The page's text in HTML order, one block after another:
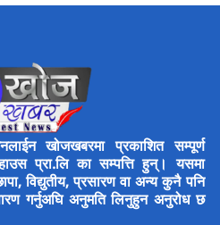
खोजखबरमा प्रकाशित सम्पूर्ण
प्रा.लि का सम्पत्ति हुन्। यसमा
विद्युतीय, प्रसारण वा अन्य कुनै पनि
गर्नुअघि अनुमति लिनुहुन अनुरोध छ